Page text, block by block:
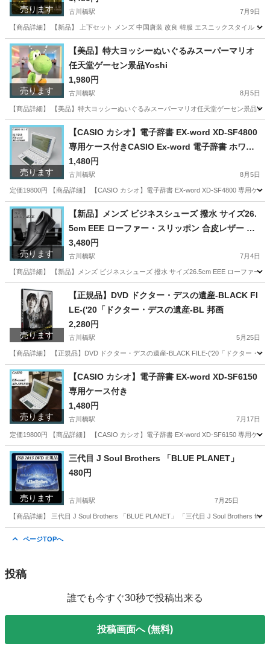
売ります 古川橋駅 7月9日
【商品詳細】 【新品】 上下セット メンズ 中国唐装 改良 韓服 エスニックスタイル
大阪 門真市 古川橋駅
売ります
【美品】特大ヨッシーぬいぐるみスーパーマリオ
任天堂ゲーセン景品Yoshi
1,980円
古川橋駅 8月5日
【商品詳細】 【美品】特大ヨッシーぬいぐるみスーパーマリオ任天堂ゲーセン景品
大阪 門真市 おもちゃ
売ります
【CASIO カシオ】電子辞書 EX-word XD-SF4800
専用ケース付きCASIO Ex-word 電子辞書 ホワイ
ト 音声対応 100コンテンツ 高校生学習モデル 5.3
型液晶クイックパレット付き
1,480円
古川橋駅 8月5日
定価19800円 【商品詳細】 【CASIO カシオ】電子辞書 EX-word XD-SF4800 専用ケ
大阪 門真市 古川橋駅 その他
売ります
【新品】メンズ ビジネスシューズ 撥水 サイズ26.
5cm EEE ローファー・スリッポン 合皮レザー ス
ワールモカ 紳士靴 ロングノーズ ドレスシューズ
大きいサイズ 防臭 抗菌 職場用 通勤
3,480円
古川橋駅 7月4日
【商品詳細】 【新品】メンズ ビジネスシューズ 撥水 サイズ26.5cm EEE ローファー
大阪 門真市 古川橋駅
売ります
【正規品】DVD ドクター・デスの遺産-BLACK FI
LE-('20「ドクター・デスの遺産-BL 邦画
2,280円
古川橋駅 5月25日
【商品詳細】 【正規品】DVD ドクター・デスの遺産-BLACK FILE-('20「ドクター・
大阪 門真市 DVD/ブルーレイ
売ります
【CASIO カシオ】電子辞書 EX-word XD-SF6150
専用ケース付き
1,480円
古川橋駅 7月17日
定価19800円 【商品詳細】 【CASIO カシオ】電子辞書 EX-word XD-SF6150 専用ケ
大阪 門真市 古川橋駅 CASIO
売ります
三代目 J Soul Brothers 「BLUE PLANET」
480円
古川橋駅 7月25日
【商品詳細】 三代目 J Soul Brothers 「BLUE PLANET」 「三代目 J Soul Brothers
ページTOPへ
投稿
誰でも今すぐ30秒で投稿出来る
投稿画面へ (無料)